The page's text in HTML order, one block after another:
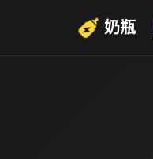
奶瓶